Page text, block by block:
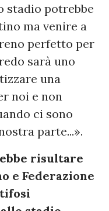
stadio potrebbe
ma venire a
perfetto per
sarà uno
una
noi e non
ci sono
parte...».
risultare
e Federazione